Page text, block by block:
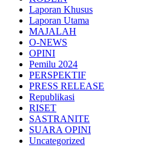
Laporan Khusus
Laporan Utama
MAJALAH
O-NEWS
OPINI
Pemilu 2024
PERSPEKTIF
PRESS RELEASE
Republikasi
RISET
SASTRANITE
SUARA OPINI
Uncategorized